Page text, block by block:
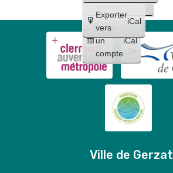
compte
Créer
un
compte
iCal
Exporter
vers
iCal
Ville de Gerzat